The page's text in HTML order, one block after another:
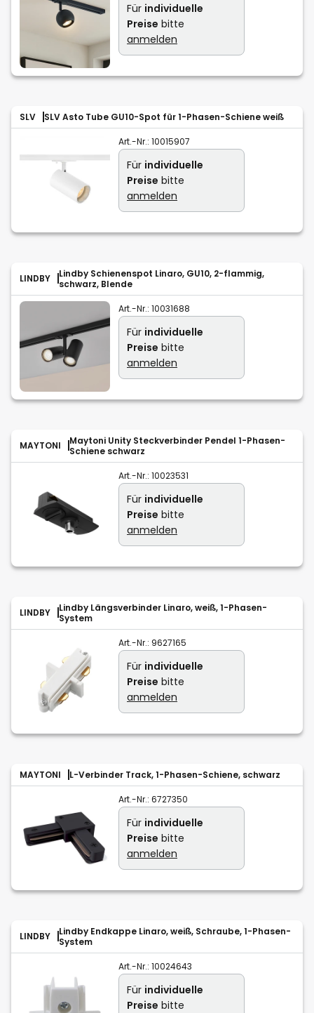
Für individuelle
Preise bitte
anmelden
SLV SLV Asto Tube GU10-Spot für 1-Phasen-Schiene weiß
Art.-Nr.: 10015907
Für individuelle
Preise bitte
anmelden
LINDBY
Lindby Schienenspot Linaro, GU10, 2-flammig,
schwarz, Blende
Art.-Nr.: 10031688
Für individuelle
Preise bitte
anmelden
MAYTONI
Maytoni Unity Steckverbinder Pendel 1-Phasen-
Schiene schwarz
Art.-Nr.: 10023531
Für individuelle
Preise bitte
anmelden
LINDBY
Lindby Längsverbinder Linaro, weiß, 1-Phasen-
System
Art.-Nr.: 9627165
Für individuelle
Preise bitte
anmelden
MAYTONI L-Verbinder Track, 1-Phasen-Schiene, schwarz
Art.-Nr.: 6727350
Für individuelle
Preise bitte
anmelden
LINDBY
Lindby Endkappe Linaro, weiß, Schraube, 1-Phasen-
System
Art.-Nr.: 10024643
Für individuelle
Preise bitte